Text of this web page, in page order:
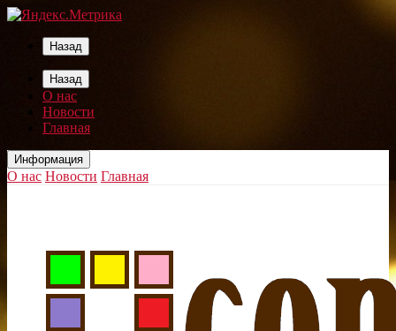
Назад
Назад
О нас
Новости
Главная
Информация
О нас Новости Главная